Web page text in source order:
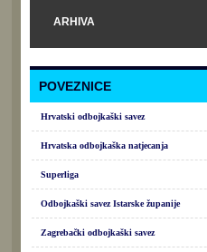
ARHIVA
POVEZNICE
Hrvatski odbojkaški savez
Hrvatska odbojkaška natjecanja
Superliga
Odbojkaški savez Istarske županije
Zagrebački odbojkaški savez